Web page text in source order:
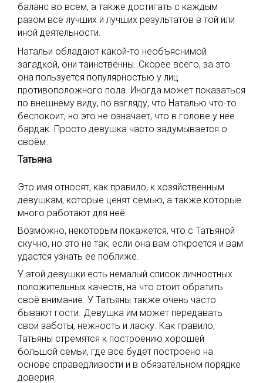
баланс во всем, а также достигать с каждым
разом все лучших и лучших результатов в той или
иной деятельности.
Натальи обладают какой-то необъяснимой
загадкой, они таинственны. Скорее всего, за это
она пользуется популярностью у лиц
противоположного пола. Иногда может показаться
по внешнему виду, по взгляду, что Наталью что-то
беспокоит, но это не означает, что в голове у нее
бардак. Просто девушка часто задумывается о
своём.
Татьяна
Это имя относят, как правило, к хозяйственным
девушкам, которые ценят семью, а также которые
много работают для неё.
Возможно, некоторым покажется, что с Татьяной
скучно, но это не так, если она вам откроется и вам
удастся узнать ее поближе.
У этой девушки есть немалый список личностных
положительных качеств, на что стоит обратить
своё внимание. У Татьяны также очень часто
бывают гости. Девушка им может передавать
свои заботы, нежность и ласку. Как правило,
Татьяны стремятся к построению хорошей
большой семьи, где все будет построено на
основе справедливости и в обязательном порядке
доверия.